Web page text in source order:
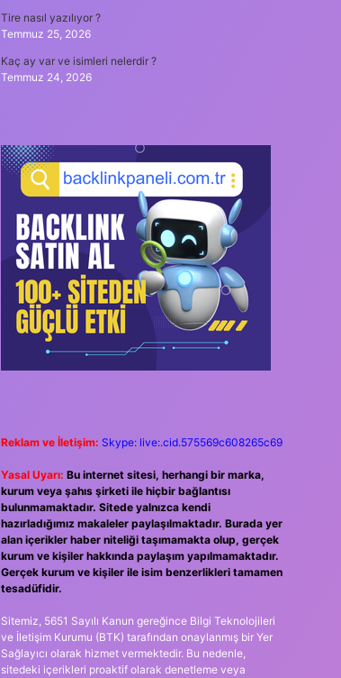
Tire nasıl yazılıyor ?
Temmuz 25, 2026
Kaç ay var ve isimleri nelerdir ?
Temmuz 24, 2026
Reklam ve İletişim: Skype: live:.cid.575569c608265c69
Yasal Uyarı: Bu internet sitesi, herhangi bir marka,
kurum veya şahıs şirketi ile hiçbir bağlantısı
bulunmamaktadır. Sitede yalnızca kendi
hazırladığımız makaleler paylaşılmaktadır. Burada yer
alan içerikler haber niteliği taşımamakta olup, gerçek
kurum ve kişiler hakkında paylaşım yapılmamaktadır.
Gerçek kurum ve kişiler ile isim benzerlikleri tamamen
tesadüfidir.
Sitemiz, 5651 Sayılı Kanun gereğince Bilgi Teknolojileri
ve İletişim Kurumu (BTK) tarafından onaylanmış bir Yer
Sağlayıcı olarak hizmet vermektedir. Bu nedenle,
sitedeki içerikleri proaktif olarak denetleme veya